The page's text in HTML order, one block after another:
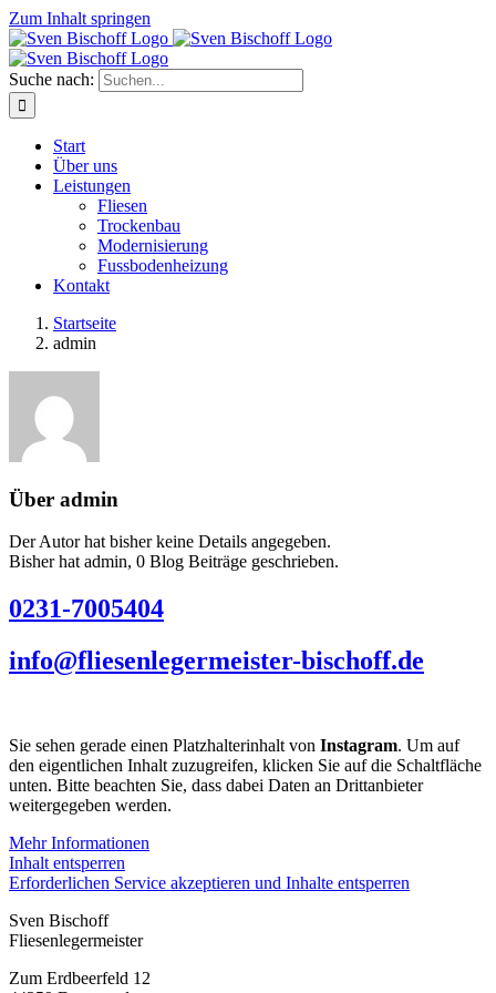
Zum Inhalt springen
Suche nach:
Start
Über uns
Leistungen
Fliesen
Trockenbau
Modernisierung
Fussbodenheizung
Kontakt
Startseite
admin
Über admin
Der Autor hat bisher keine Details angegeben.
Bisher hat admin, 0 Blog Beiträge geschrieben.
0231-7005404
info@fliesenlegermeister-bischoff.de
Sie sehen gerade einen Platzhalterinhalt von Instagram. Um auf
den eigentlichen Inhalt zuzugreifen, klicken Sie auf die Schaltfläche
unten. Bitte beachten Sie, dass dabei Daten an Drittanbieter
weitergegeben werden.
Mehr Informationen
Inhalt entsperren
Erforderlichen Service akzeptieren und Inhalte entsperren
Sven Bischoff
Fliesenlegermeister
Zum Erdbeerfeld 12